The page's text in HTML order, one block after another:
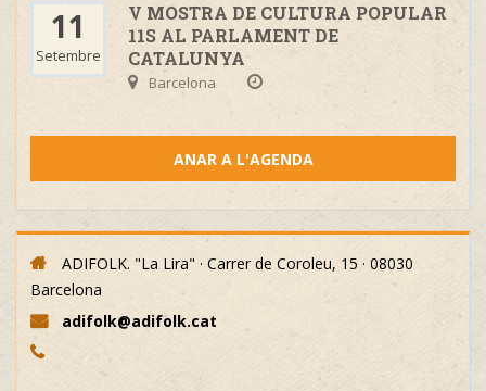
11
Setembre
V MOSTRA DE CULTURA POPULAR
11S AL PARLAMENT DE
CATALUNYA
Barcelona
ANAR A L'AGENDA
ADIFOLK. "La Lira" · Carrer de Coroleu, 15 · 08030
Barcelona
adifolk@adifolk.cat